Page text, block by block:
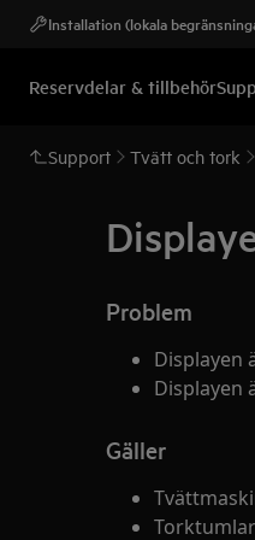
Installation (lokala
Reservdelar & tillbehör
Support Tvätt och tork
Problem
Displayen
Displayen
Gäller